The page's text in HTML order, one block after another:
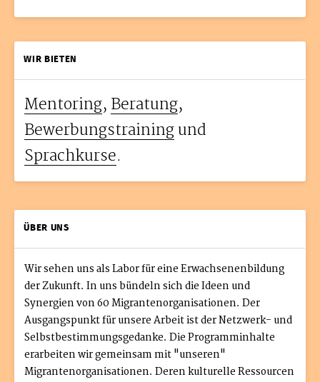
WIR BIETEN
Mentoring, Beratung,
Bewerbungstraining und
Sprachkurse.
ÜBER UNS
Wir sehen uns als Labor für eine Erwachsenenbildung
der Zukunft. In uns bündeln sich die Ideen und
Synergien von 60 Migrantenorganisationen. Der
Ausgangspunkt für unsere Arbeit ist der Netzwerk- und
Selbstbestimmungsgedanke. Die Programminhalte
erarbeiten wir gemeinsam mit "unseren"
Migrantenorganisationen. Deren kulturelle Ressourcen